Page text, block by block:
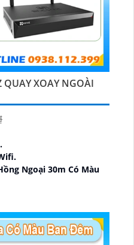
QUAY XOAY NGOÀI
Ngoại 30m Có Màu